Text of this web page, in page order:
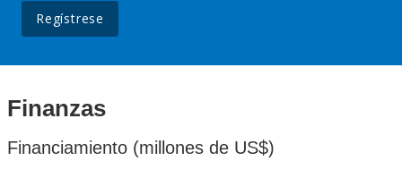
Regístrese
Finanzas
Financiamiento (millones de US$)